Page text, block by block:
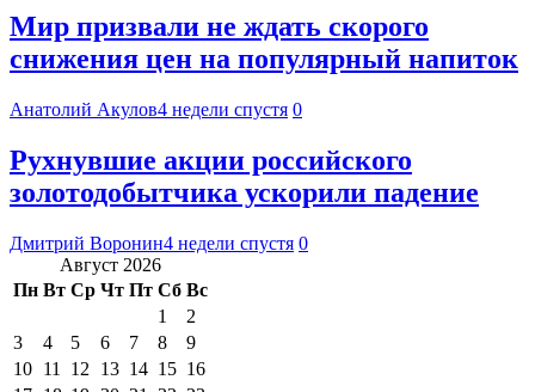
Мир призвали не ждать скорого
снижения цен на популярный напиток
Анатолий Акулов4 недели спустя 0
Рухнувшие акции российского
золотодобытчика ускорили падение
Дмитрий Воронин4 недели спустя 0
Август 2026
Пн Вт Ср Чт Пт Сб Вс
1
2
3
4 5 6 7 8
9
10 11 12 13 14 15 16